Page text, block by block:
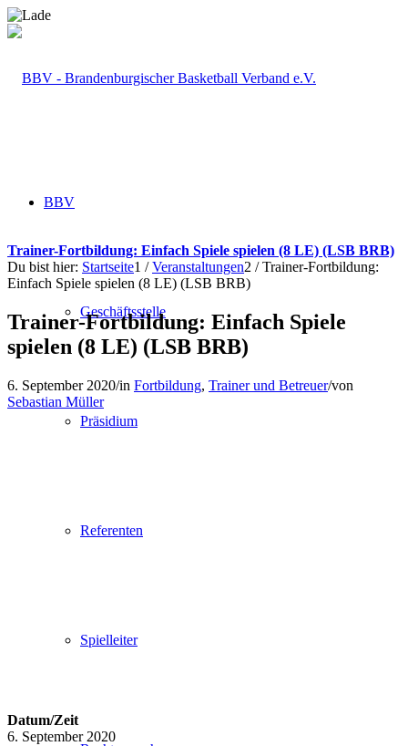
BBV
Geschäftsstelle
Präsidium
Referenten
Spielleiter
Trainer-Fortbildung: Einfach Spiele spielen (8 LE) (LSB BRB)
Du bist hier: Startseite1 / Veranstaltungen2 / Trainer-Fortbildung:
Einfach Spiele spielen (8 LE) (LSB BRB)
Trainer-Fortbildung: Einfach Spiele
spielen (8 LE) (LSB BRB)
6. September 2020/in Fortbildung, Trainer und Betreuer/von
Sebastian Müller
Datum/Zeit
6. September 2020